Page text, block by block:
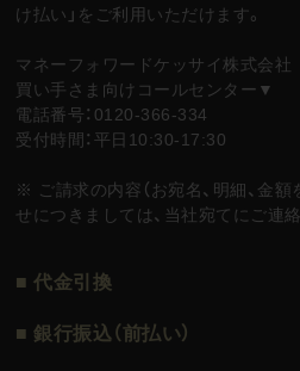
け払い」をご利用いただけます。
マネーフォワードケッサイ株式会社
買い手さま向けコールセンター▼
電話番号：0120-366-334
受付時間：平日10:30-17:30
※ ご請求の内容（お宛名、明細、金
せにつきましては、当社宛てにご連
■ 代金引換
■ 銀行振込（前払い）